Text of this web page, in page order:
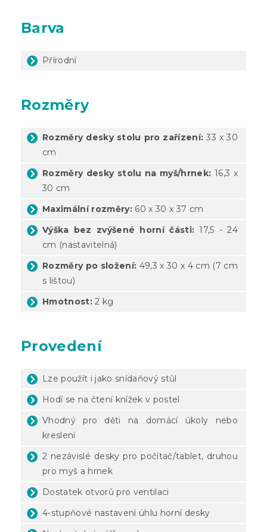
Barva
Přírodní
Rozměry
Rozměry desky stolu pro zařízení: 33 x 30
cm
Rozměry desky stolu na myš/hrnek: 16,3 x
30 cm
Maximální rozměry: 60 x 30 x 37 cm
Výška bez zvýšené horní části: 17,5 - 24
cm (nastavitelná)
Rozměry po složení: 49,3 x 30 x 4 cm (7 cm
s lištou)
Hmotnost: 2 kg
Provedení
Lze použít i jako snídaňový stůl
Hodí se na čtení knížek v postel
Vhodný pro děti na domácí úkoly nebo
kreslení
2 nezávislé desky pro počítač/tablet, druhou
pro myš a hrnek
Dostatek otvorů pro ventilaci
4-stupňové nastavení úhlu horní desky